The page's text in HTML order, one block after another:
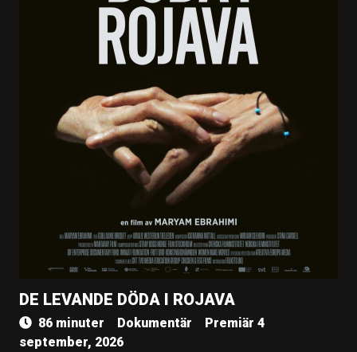
DE LEVANDE DÖDA I ROJAVA
86 minuter Dokumentär
Premiär 4
september, 2026